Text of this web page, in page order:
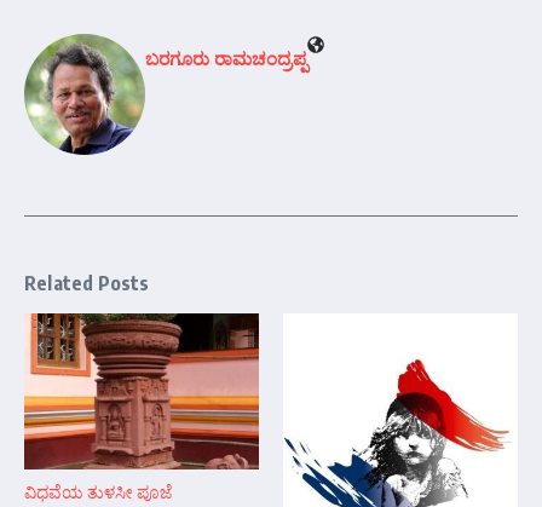
ಬರಗೂರು ರಾಮಚಂದ್ರಪ್ಪ
Related Posts
ವಿಧವೆಯ ತುಳಸೀ ಪೂಜೆ